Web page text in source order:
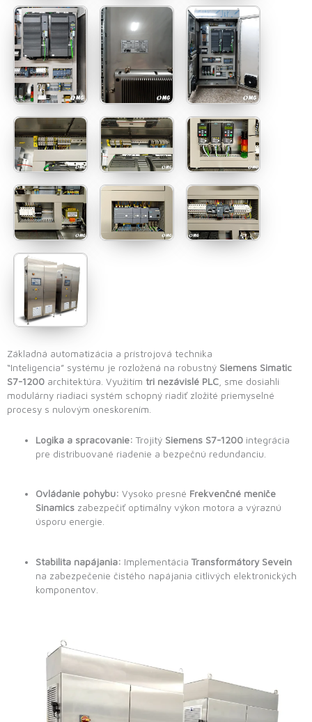
Základná automatizácia a prístrojová technika
“Inteligencia” systému je rozložená na robustný Siemens Simatic
S7-1200 architektúra. Využitím tri nezávislé PLC , sme dosiahli
modulárny riadiaci systém schopný riadiť zložité priemyselné
procesy s nulovým oneskorením.
Logika a spracovanie: Trojitý Siemens S7-1200 integrácia
pre distribuované riadenie a bezpečnú redundanciu.
Ovládanie pohybu: Vysoko presné Frekvenčné meniče
Sinamics zabezpečiť optimálny výkon motora a výraznú
úsporu energie.
Stabilita napájania: ImplementáciaTransformátory Sevein
na zabezpečenie čistého napájania citlivých elektronických
komponentov.